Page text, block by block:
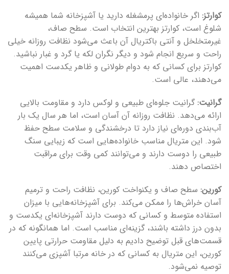
کوارتز: اگر خانواده‌ای پرمشغله دارید یا آشپزخانه شما همیشه
شلوغ است، کوارتز بهترین انتخاب است. سطح صاف،
غیرمتخلخل و آنتی باکتریال آن باعث می‌شود نظافت روزانه خیلی
راحت و سریع انجام شود و دیگر نگران لکه یا گرد و غبار نباشید.
کوارتز برای کسانی که به دوام طولانی و ظاهر یکدست اهمیت
می‌دهند، عالی است.
گرانیت: گرانیت جلوه‌ای طبیعی و لوکس دارد و مقاومت بالایی
ارائه می‌دهد. نظافت روزانه آن آسان است، اما هر سال یک بار
آب‌بندی دوره‌ای نیاز دارد تا درخشندگی و سلامت سطح حفظ
شود. این متریال مناسب خانواده‌هایی است که زیبایی سنگ
طبیعی را دوست دارند و می‌توانند کمی وقت برای مراقبت
اختصاص دهند.
کورین: سطح صاف و یکنواخت کورین، نظافت راحت و ترمیم
آسان خراش‌ها را ممکن می‌کند. برای آشپزخانه‌هایی با میزان
استفاده متوسط و کسانی که دوست دارند آشپزخانه‌ای یکدست و
بدون درز داشته باشند، گزینه‌ای مناسب است. اما همانگونه که در
قسمت‌های قبل توضیح دادیم به دلیل مقاومت حرارتی پایین
کورین، این متریال به کسانی که در خانه مرتبا آشپزی می‌کنند
توصیه نمی‌شود.